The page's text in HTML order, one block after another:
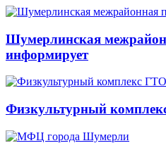
Шумерлинская
информирует
Физкультурный